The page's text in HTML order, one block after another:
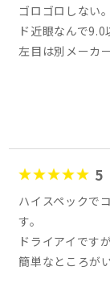
ゴロゴロしない。
ド近眼なんで9.0
左目は別メーカ
5
ハイスペックで
す。
ドライアイです
簡単なところが